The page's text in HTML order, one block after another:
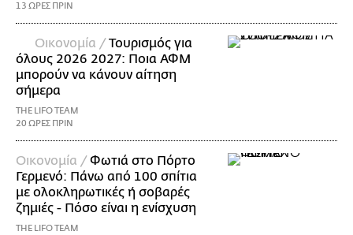
13 ΩΡΕΣ ΠΡΙΝ
Οικονομία /Τουρισμός για
όλους 2026 2027: Ποια ΑΦΜ
μπορούν να κάνουν αίτηση
σήμερα
THE LIFO TEAM
20 ΩΡΕΣ ΠΡΙΝ
Οικονομία /Φωτιά στο Πόρτο
Γερμενό: Πάνω από 100 σπίτια
με ολοκληρωτικές ή σοβαρές
ζημιές - Πόσο είναι η ενίσχυση
THE LIFO TEAM